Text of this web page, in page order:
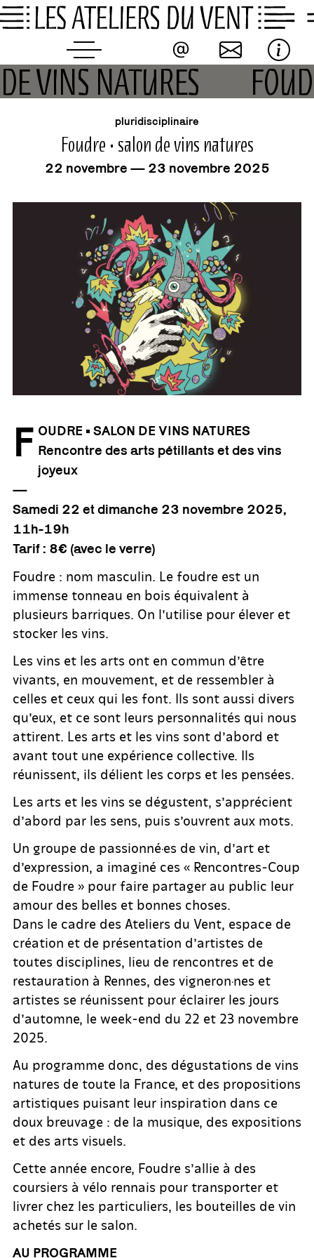
Skip
to
VINS NATURES
événement
pluridisciplinaire
Foudre • salon de vins natures
22 novembre — 23 novembre 2025
F OUDRE • SALON DE VINS NATURES
Rencontre des arts pétillants et des vins
joyeux
—
Samedi 22 et dimanche 23 novembre 2025,
11h-19h
Tarif : 8€ (avec le verre)
Foudre : nom masculin. Le foudre est un
immense tonneau en bois équivalent à
plusieurs barriques. On l’utilise pour élever et
stocker les vins.
Les vins et les arts ont en commun d’être
vivants, en mouvement, et de ressembler à
celles et ceux qui les font. Ils sont aussi divers
qu’eux, et ce sont leurs personnalités qui nous
attirent. Les arts et les vins sont d’abord et
avant tout une expérience collective. Ils
réunissent, ils délient les corps et les pensées.
Les arts et les vins se dégustent, s’apprécient
d’abord par les sens, puis s’ouvrent aux mots.
Un groupe de passionné·es de vin, d’art et
d’expression, a imaginé ces « Rencontres-Coup
de Foudre » pour faire partager au public leur
amour des belles et bonnes choses.
Dans le cadre des Ateliers du Vent, espace de
création et de présentation d’artistes de
toutes disciplines, lieu de rencontres et de
restauration à Rennes, des vigneron·nes et
artistes se réunissent pour éclairer les jours
d’automne, le week-end du 22 et 23 novembre
2025.
Au programme donc, des dégustations de vins
natures de toute la France, et des propositions
artistiques puisant leur inspiration dans ce
doux breuvage : de la musique, des expositions
et des arts visuels.
Cette année encore, Foudre s’allie à des
coursiers à vélo rennais pour transporter et
livrer chez les particuliers, les bouteilles de vin
achetés sur le salon.
AU PROGRAMME